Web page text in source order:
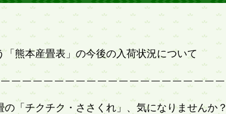
熊本産畳表」の今後の入荷状況について
「チクチク・ささくれ」、気になりませんか？